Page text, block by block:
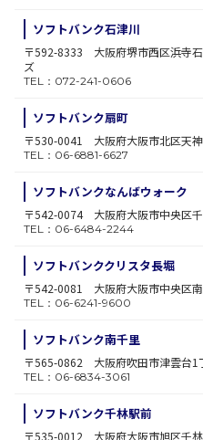
ソフトバンク石津川
〒592-8333 大阪府堺市西区浜寺
ズ
TEL：072-241-0606
ソフトバンク扇町
〒530-0041 大阪府大阪市北区天
TEL：06-6881-6627
ソフトバンクなんばウォーク
〒542-0074 大阪府大阪市中央区
TEL：06-6484-2244
ソフトバンククリスタ長堀
〒542-0081 大阪府大阪市中央区
TEL：06-6241-9600
ソフトバンク南千里
〒565-0862 大阪府吹田市津雲台1
TEL：06-6834-3061
ソフトバンク千林駅前
〒535-0012 大阪府大阪市旭区千